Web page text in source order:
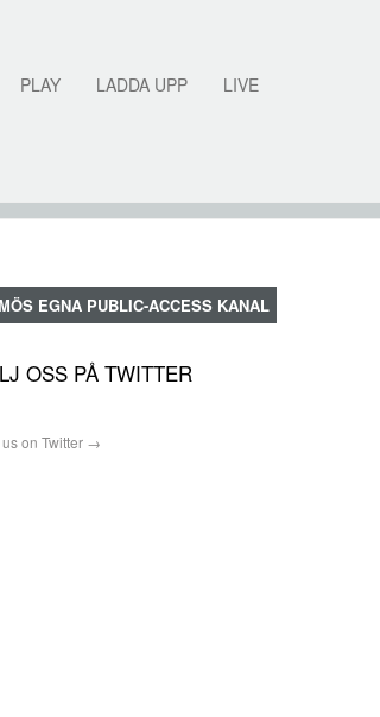
PLAY LADDA UPP LIVE
EGNA PUBLIC-ACCESS KANAL
OSS PÅ TWITTER
on Twitter →